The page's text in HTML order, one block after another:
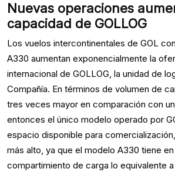
Nuevas operaciones
capacidad de GOLLOG
Los vuelos intercontinentales de GOL
A330 aumentan exponencialmente la
internacional de GOLLOG, la unidad de
Compañía. En términos de volumen de
tres veces mayor en comparación con
entonces el único modelo operado por
espacio disponible para
más alto, ya que el modelo A330 tiene
compartimiento de carga lo equivalente